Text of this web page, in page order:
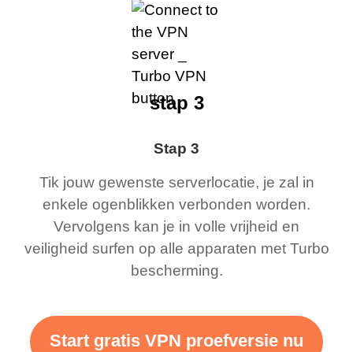
Stap 3
Tik jouw gewenste serverlocatie, je zal in
enkele ogenblikken verbonden worden.
Vervolgens kan je in volle vrijheid en
veiligheid surfen op alle apparaten met Turbo
bescherming.
stap 3
Start gratis VPN proefversie nu